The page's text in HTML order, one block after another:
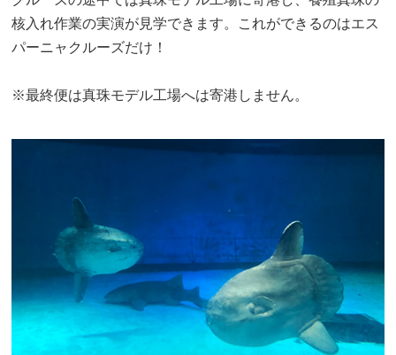
核入れ作業の実演が見学できます。これができるのはエス
パーニャクルーズだけ！
※最終便は真珠モデル工場へは寄港しません。